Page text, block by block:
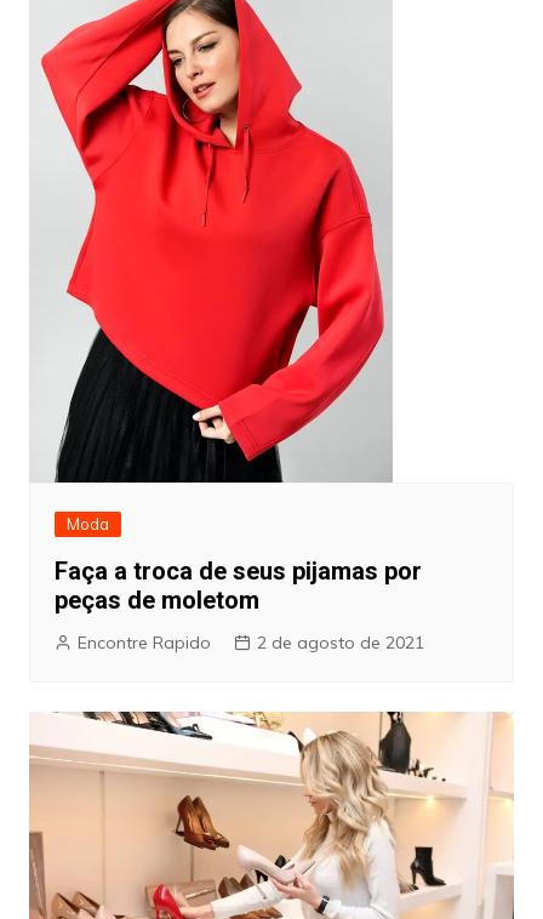
Moda
Faça a troca de seus pijamas por
peças de moletom
Encontre Rapido 2 de agosto de 2021